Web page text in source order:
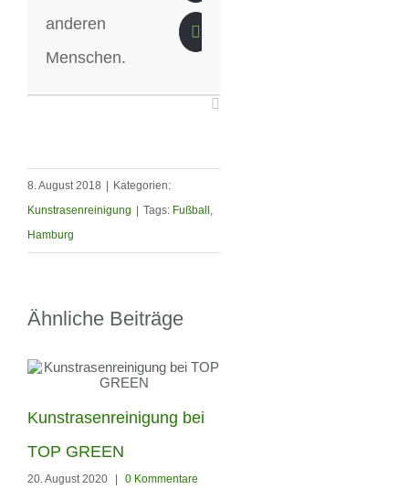
anderen
Menschen.
8. August 2018 | Kategorien:
Kunstrasenreinigung | Tags: Fußball
Hamburg
Ähnliche Beiträge
Kunstrasenreinigung bei
TOP GREEN
20. August 2020 0 Kommentare